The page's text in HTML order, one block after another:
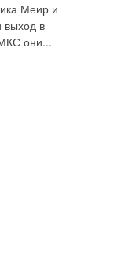
Меир и
выход в
они...